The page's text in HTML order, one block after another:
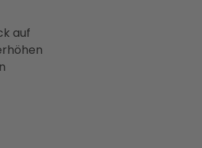
auf